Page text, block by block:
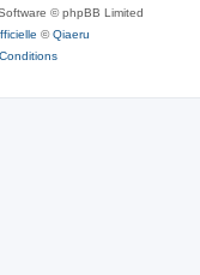
© phpBB Limited
©Qiaeru
Conditions